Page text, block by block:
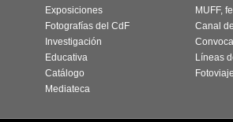
Exposiciones
Fotografías del CdF
Investigación
Educativa
Catálogo
Mediateca
MUFF,
Canal
Líneas